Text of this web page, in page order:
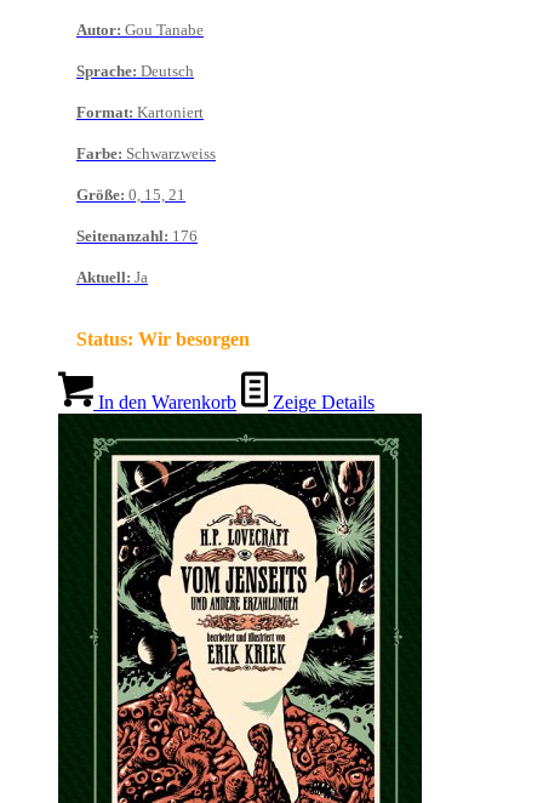
Autor: Gou Tanabe
Sprache: Deutsch
Format: Kartoniert
Farbe: Schwarzweiss
Größe: 0, 15, 21
Seitenanzahl: 176
Aktuell: Ja
Status: Wir besorgen
In den Warenkorb Zeige Details